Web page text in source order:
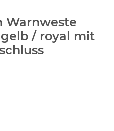
Warnweste
/ royal mit